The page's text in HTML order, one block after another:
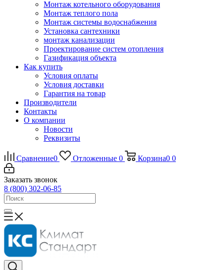
Монтаж котельного оборудования
Монтаж теплого пола
Монтаж системы водоснабжения
Установка сантехники
монтаж канализации
Проектирование систем отопления
Газификация объекта
Как купить
Условия оплаты
Условия доставки
Гарантия на товар
Производители
Контакты
О компании
Новости
Реквизиты
Сравнение0 Отложенные 0 Корзина0 0
Заказать звонок
8 (800) 302-06-85